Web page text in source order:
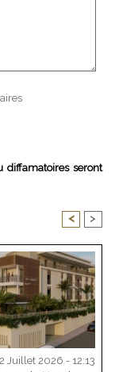
diffamatoires seront
< >
Juillet 2026 - 12:13